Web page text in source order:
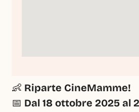
👶 Riparte CineMamme!
📅 Dal 18 ottobre 2025 al